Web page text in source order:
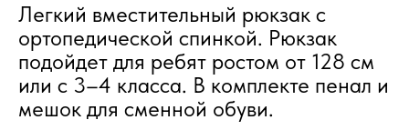
Легкий вместительный рюкзак с
ортопедической спинкой. Рюкзак
подойдет для ребят ростом от 128 см
или с 3–4 класса. В комплекте пенал и
мешок для сменной обуви.